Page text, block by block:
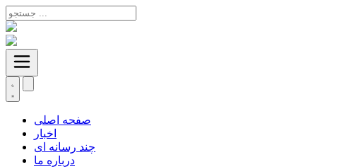
صفحه اصلی
اخبار
چند رسانه ای
درباره ما